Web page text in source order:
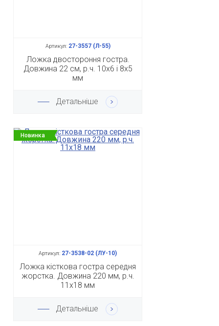
Артикул:27-3557 (Л-55)
Ложка двостороння гостра.
Довжина 22 см, р.ч. 10х6 і 8х5
мм
Детальніше
Новинка
Артикул: 27-3538-02 (ЛУ-10)
Ложка кісткова гостра середня
жорстка. Довжина 220 мм, р.ч.
11х18 мм
Детальніше